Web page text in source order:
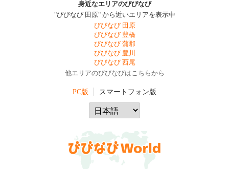
身近なエリアのびびなび
"びびなび 田原" から近いエリアを表示中
びびなび 田原
びびなび 豊橋
びびなび 蒲郡
びびなび 豊川
びびなび 西尾
他エリアのびびなびはこちらから
PC版 スマートフォン版